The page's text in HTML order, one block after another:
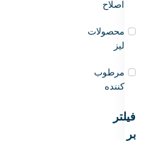
اصلاح
محصولات
لیز
مرطوب
کننده
فیلتر
بر